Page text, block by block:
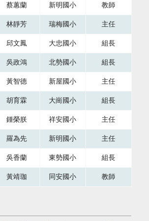
蔡蕙蘭 新明國小 教師
林靜芳 瑞梅國小 主任
邱文鳳 大忠國小 組長
吳政鴻 北勢國小 組長
黃智德 新屋國小 主任
胡育霖 大崗國小 組長
鍾榮朕 祥安國小 主任
羅為先 新明國小 主任
吳香蘭 東勢國小 組長
黃靖珈 同安國小 教師